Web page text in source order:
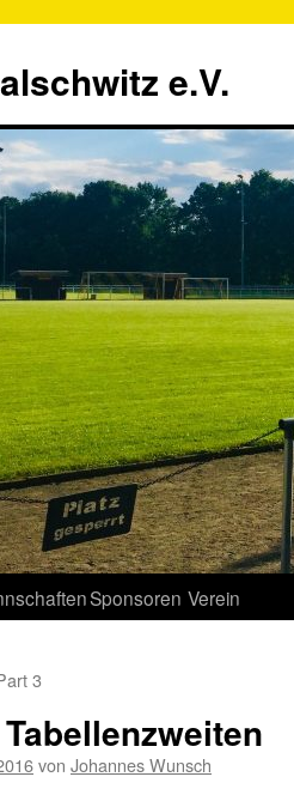
e.V.
Sponsoren Verein
3
von Johannes Wunsch